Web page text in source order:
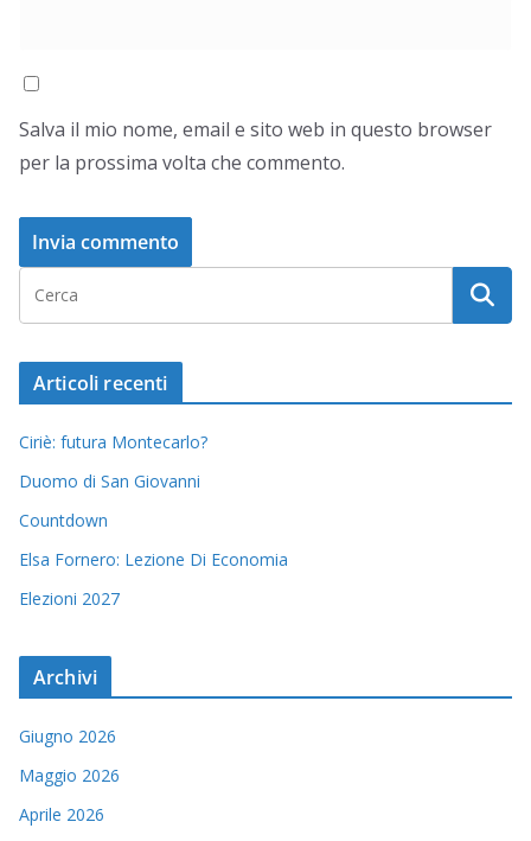
Salva il mio nome, email e sito web in questo browser
per la prossima volta che commento.
Articoli recenti
Ciriè: futura Montecarlo?
Duomo di San Giovanni
Countdown
Elsa Fornero: Lezione Di Economia
Elezioni 2027
Archivi
Giugno 2026
Maggio 2026
Aprile 2026